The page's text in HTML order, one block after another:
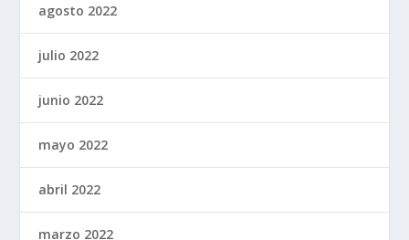
agosto 2022
julio 2022
junio 2022
mayo 2022
abril 2022
marzo 2022